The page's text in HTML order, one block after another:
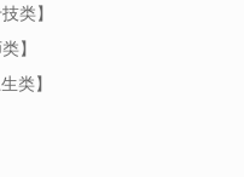
类】
】
类】